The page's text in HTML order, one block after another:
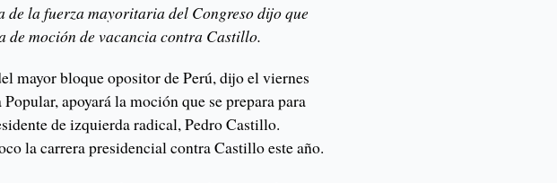
de la fuerza mayoritaria del Congreso dijo que
de moción de vacancia contra Castillo.
mayor bloque opositor de Perú, dijo el viernes
apoyará la moción que se prepara para
de izquierda radical, Pedro Castillo.
la carrera presidencial contra Castillo este año.